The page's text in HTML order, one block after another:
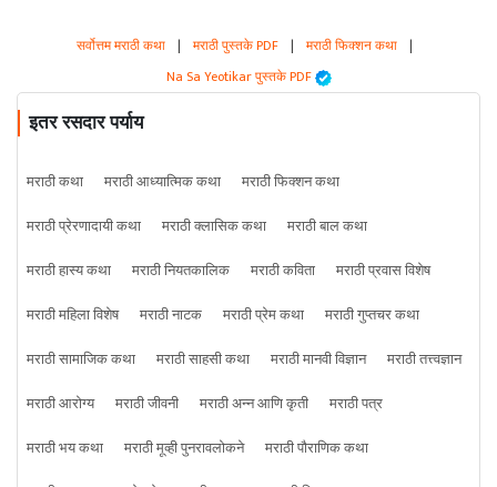
सर्वोत्तम मराठी कथा | मराठी पुस्तके PDF | मराठी फिक्शन कथा |
Na Sa Yeotikar पुस्तके PDF
इतर रसदार पर्याय
मराठी कथा मराठी आध्यात्मिक कथा
मराठी फिक्शन कथा
मराठी प्रेरणादायी कथा
मराठी क्लासिक कथा
मराठी बाल कथा
मराठी हास्य कथा
मराठी नियतकालिक मराठी कविता
मराठी प्रवास विशेष
मराठी महिला विशेष
मराठी नाटक मराठी प्रेम कथा
मराठी गुप्तचर कथा
मराठी सामाजिक कथा
मराठी साहसी कथा मराठी मानवी विज्ञान
मराठी तत्त्वज्ञान
मराठी आरोग्य
मराठी जीवनी मराठी अन्न आणि कृती
मराठी पत्र
मराठी भय कथा
मराठी मूव्ही पुनरावलोकने
मराठी पौराणिक कथा